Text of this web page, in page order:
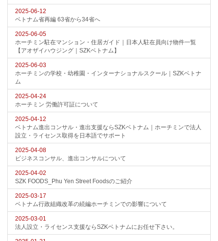
2025-06-12
ベトナム省再編 63省から34省へ
2025-06-05
ホーチミン駐在マンション・住居ガイド｜日本人駐在員向け物件一覧
【アオザイハウジング｜SZKベトナム】
2025-06-03
ホーチミンの学校・幼稚園・インターナショナルスクール｜SZKベトナ
ム
2025-04-24
ホーチミン 労働許可証について
2025-04-12
ベトナム進出コンサル・進出支援ならSZKベトナム｜ホーチミンで法人
設立・ライセンス取得を日本語でサポート
2025-04-08
ビジネスコンサル、進出コンサルについて
2025-04-02
SZK FOODS_Phu Yen Street Foodsのご紹介
2025-03-17
ベトナム行政組織改革の続編ホーチミンでの影響について
2025-03-01
法人設立・ライセンス支援ならSZKベトナムにお任せ下さい。